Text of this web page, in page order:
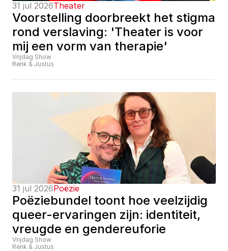
31 jul 2026Theater
Voorstelling doorbreekt het stigma
rond verslaving: 'Theater is voor
mij een vorm van therapie'
Vrijdag Show
Renk & Justus
31 jul 2026Poëzie
Poëziebundel toont hoe veelzijdig
queer-ervaringen zijn: identiteit,
vreugde en gendereuforie
Vrijdag Show
Renk & Justus